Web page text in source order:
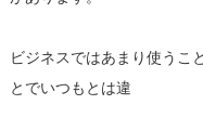
ビジネスではあまり使うこ
とでいつもとは違